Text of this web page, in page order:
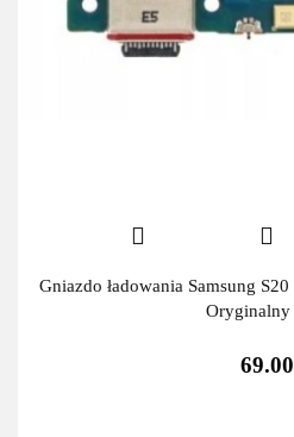
Gniazdo ładowania Samsung
69.00